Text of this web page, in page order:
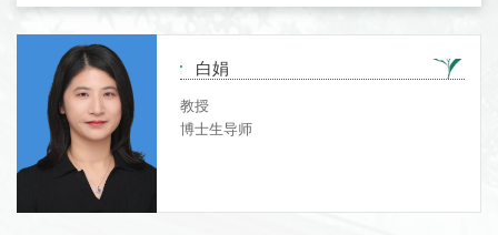
白娟
教授
博士生导师